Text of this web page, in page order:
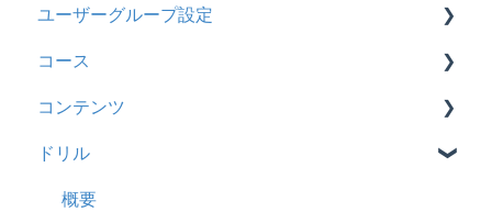
インターネット・セキュリティ
料金
管理ユーザー・受講ユーザー
履歴
コンテンツ
2025年10月アップデート
2025年9月アップデート
2025年3月アップデート
2024年12月アップデート
2024年8月アップデート
管理ユーザーについて
ロールと権限
基本操作
【新レイアウト】受講ユーザー登録について
【旧レイアウト】ユーザー編集について
ユーザーグループ設定
【新レイアウト】ユーザーグループ設定
【旧レイアウト】ユーザーグループ設定
コース
基本操作
新レイアウト
旧レイアウト
コンテンツ
ビデオ
ドキュメント
ドリル
概要